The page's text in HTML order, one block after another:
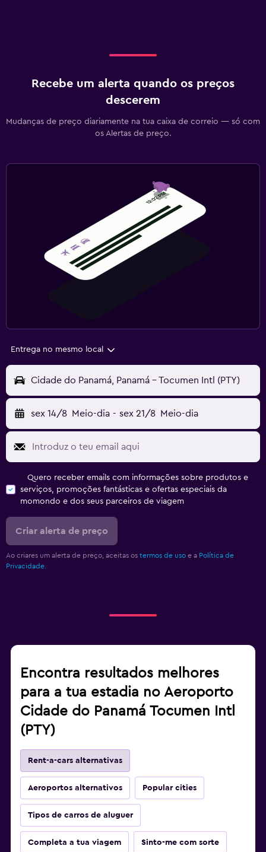
Recebe um alerta quando os preços
descerem
Mudanças de preço diariamente na tua caixa de correio — só com
os Alertas de preço.
Entrega no mesmo local
Cidade do Panamá, Panamá - Tocumen Intl (PTY)
sex 14/8 Meio-dia - sex 21/8 Meio-dia
Quero receber emails com informações sobre produtos e
serviços, promoções fantásticas e ofertas especiais da
momondo e dos seus parceiros de viagem
Criar alerta de preço
Ao criares um alerta de preço, aceitas os termos de uso e a Política de
Privacidade.
Encontra resultados melhores
para a tua estadia no Aeroporto
Cidade do Panamá Tocumen Intl
(PTY)
Rent-a-cars alternativas
Aeroportos alternativos Popular cities
Tipos de carros de aluguer
Completa a tua viagem Sinto-me com sorte